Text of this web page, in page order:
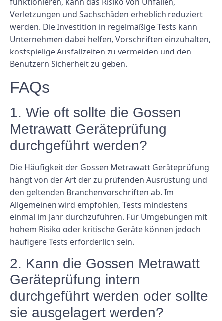
funktionieren, kann das Risiko von Unfällen,
Verletzungen und Sachschäden erheblich reduziert
werden. Die Investition in regelmäßige Tests kann
Unternehmen dabei helfen, Vorschriften einzuhalten,
kostspielige Ausfallzeiten zu vermeiden und den
Benutzern Sicherheit zu geben.
FAQs
1. Wie oft sollte die Gossen
Metrawatt Geräteprüfung
durchgeführt werden?
Die Häufigkeit der Gossen Metrawatt Geräteprüfung
hängt von der Art der zu prüfenden Ausrüstung und
den geltenden Branchenvorschriften ab. Im
Allgemeinen wird empfohlen, Tests mindestens
einmal im Jahr durchzuführen. Für Umgebungen mit
hohem Risiko oder kritische Geräte können jedoch
häufigere Tests erforderlich sein.
2. Kann die Gossen Metrawatt
Geräteprüfung intern
durchgeführt werden oder sollte
sie ausgelagert werden?